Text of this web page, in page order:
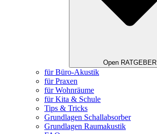
Open RATGEBER
für Büro-Akustik
für Praxen
für Wohnräume
für Kita & Schule
Tips & Tricks
Grundlagen Schallabsorber
Grundlagen Raumakustik